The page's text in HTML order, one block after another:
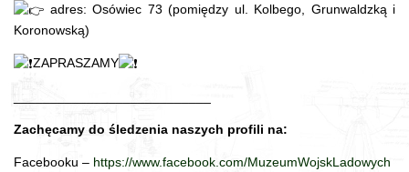
adres: Osówiec 73 (pomiędzy ul. Kolbego, Grunwaldzką i
Koronowską)
ZAPRASZAMY
Zachęcamy do śledzenia naszych profili na:
Facebooku – https://www.facebook.com/MuzeumWojskLadowych